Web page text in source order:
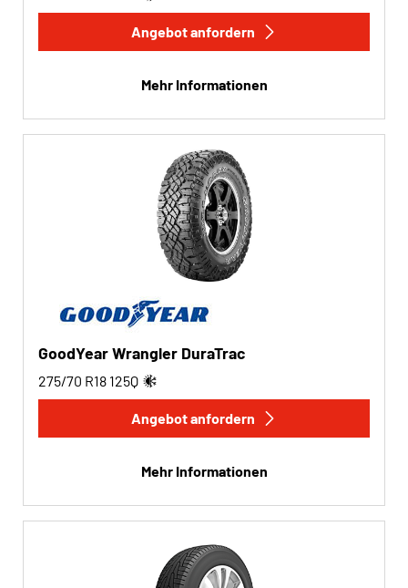
Angebot anfordern
Mehr Informationen
GoodYear Wrangler DuraTrac
275/70 R18 125Q
Angebot anfordern
Mehr Informationen